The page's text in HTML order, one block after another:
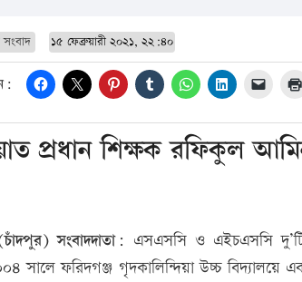
১৫ ফেব্রুয়ারী ২০২১, ২২:৪০
প্রধান শিক্ষক রফিকুল
সংবাদদাতা: এসএসসি ও এইচএসসি
সালে ফরিদগঞ্জ গৃদকালিন্দিয়া উচ্চ